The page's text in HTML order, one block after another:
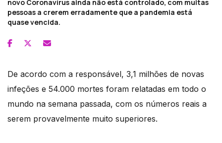
novo Coronavírus ainda não está controlado, com muitas
pessoas a crerem erradamente que a pandemia está
quase vencida.
De acordo com a responsável, 3,1 milhões de novas
infeções e 54.000 mortes foram relatadas em todo o
mundo na semana passada, com os números reais a
serem provavelmente muito superiores.